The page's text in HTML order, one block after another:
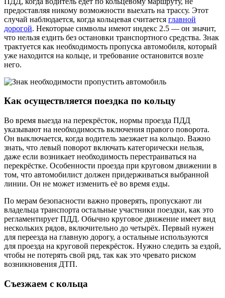
предоставляя никому возможности выехать на трассу. Этот
случай наблюдается, когда кольцевая считается главной
дорогой. Некоторые символы имеют индекс 2.5 — он значит,
что нельзя ездить без остановки транспортного средства. Знак
трактуется как необходимость пропуска автомобиля, который
уже находится на кольце, и требование остановится возле
него.
Как осуществляется поездка по кольцу
Во время выезда на перекрёсток, нормы проезда ПДД
указывают на необходимость включения правого поворота.
Он выключается, когда водитель заезжает на кольцо. Важно
знать, что левый поворот включать категорически нельзя,
даже если возникает необходимость перестраиваться на
перекрёстке. Особенности проезда при круговом движении в
том, что автомобилист должен придерживаться выбранной
линии. Он не может изменить её во время езды.
По мерам безопасности важно проверять, пропускают ли
владельца транспорта остальные участники поездки, как это
регламентирует ПДД. Обычно круговое движение имеет вид
нескольких рядов, включительно до четырёх. Первый нужен
для переезда на главную дорогу, а остальные используются
для проезда на круговой перекрёсток. Нужно следить за ездой,
чтобы не потерять свой ряд, так как это чревато риском
возникновения ДТП.
Съезжаем с кольца